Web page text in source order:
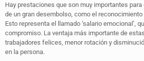
Hay prestaciones que son muy importantes
de un gran desembolso, como el
Esto representa el llamado ‘salario emocional’,
compromiso. La ventaja más importante de
trabajadores felices, menor rotación y
en la persona.